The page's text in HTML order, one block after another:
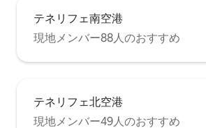
ルコーヒーがあり、元気に1日をスタート
できます。 お茶を飲みたい場合は、お茶
すので、お忘れなく！ ラウンジ リビング
バー家具（世界中の飲み物、ゲストの皆
様からのお陰で）、Netflixにアクセスで
テネリフェ南空港
現地メンバー88人のおすすめ
テネリフェ北空港
現地メンバー49人のおすすめ